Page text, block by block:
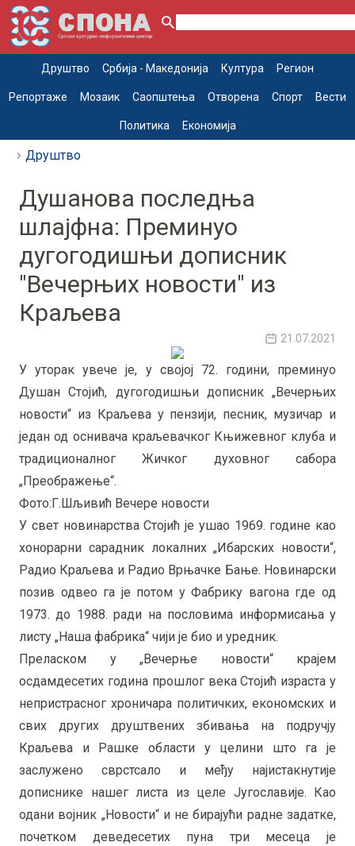
Друштво Србија - Македонија Култура Регион
Репортаже Мозаик Саопштења Отворена Спорт Вести
Политика Економија
Друштво
Душанова последња
шлајфна: Преминуо
дугогодишњи дописник
"Вечерњих новости" из
Краљева
21.07.2021
У уторак увече је, у својој 72. години, преминуо
Душан Стојић, дугогодишњи дописник „Вечерњих
новости“ из Краљева у пензији, песник, музичар и
један од оснивача краљевачког Књижевног клуба и
традиционалног Жичког духовног сабора
„Преображење“.
Фото:Г.Шљивић Вечере новости
У свет новинарства Стојић је ушао 1969. године као
хонорарни сарадник локалних „Ибарских новости“,
Радио Краљева и Радио Врњачке Бање. Новинарски
позив одвео га је потом у Фабрику вагона где од
1973. до 1988. ради на пословима информисања у
листу „Наша фабрика“ чији је био и уредник.
Преласком у „Вечерње новости“ крајем
осдамдесетих година прошлог века Стојић израста у
непристрасног хроничара политичких, економских и
свих других друштвених збивања на подручју
Краљева и Рашке области у целини што га је
заслужено сврстсало и међу најистакнутије
дописнике нашег листа из целе Југославије. Као
одани војник „Новости“ и не бирајући радне задатке,
почетком деведесетих пуна три месеца је